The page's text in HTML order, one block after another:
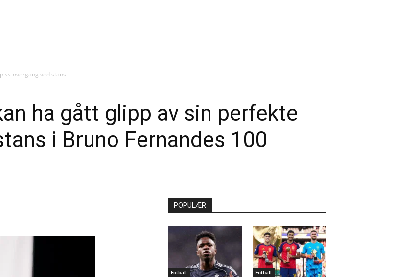
overgang ved stans...
ha gått glipp av sin perfekte
i Bruno Fernandes 100
POPULÆR
Fotball Fotball